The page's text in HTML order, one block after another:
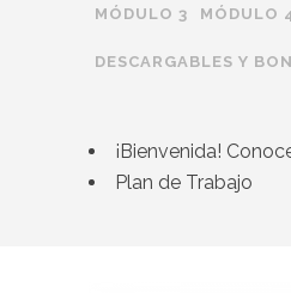
MÓDULO 3 MÓDULO
DESCARGABLES Y
¡Bienvenida!
Plan de Trabajo